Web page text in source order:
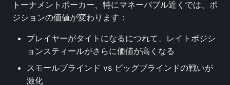
トーナメントポーカー、特にマネーバブル近くでは、ポ
ジションの価値が変わります：
プレイヤーがタイトになるにつれて、レイトポジシ
ョンスティールがさらに価値が高くなる
スモールブラインド vs ビッグブラインドの戦いが
激化